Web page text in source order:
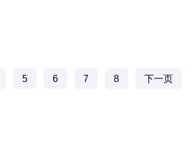
5 6 7 8 下一页